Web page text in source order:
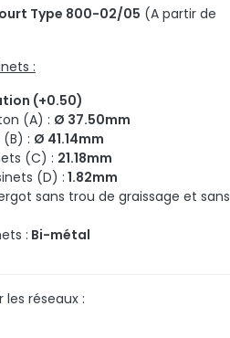
Type 800-02/05 (A partir de
:
(+0.50)
(A) : Ø 37.50mm
: Ø 41.14mm
(C) : 21.18mm
(D) : 1.82mm
sans trou de graissage et sans
: Bi-métal